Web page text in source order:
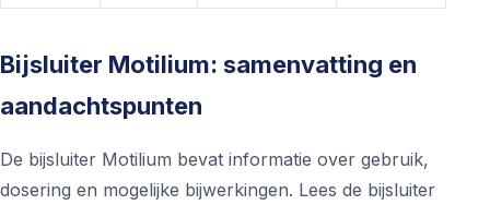
Bijsluiter Motilium: samenvatting en
aandachtspunten
De bijsluiter Motilium bevat informatie over gebruik,
dosering en mogelijke bijwerkingen. Lees de bijsluiter